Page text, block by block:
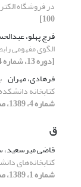
در فروشگاه
100]
فرچ پهلو،
الگوی مفهومی
[دوره 13، شماره 4، 1389، صفحه 233-260]
فرهادی، مهران
کتابخانه
شماره 4، 1389، صفحه 51-66]
ق
قاضی میرسعید،
کتابخانه‌های
شماره 1، 1389، صفحه 9-33]